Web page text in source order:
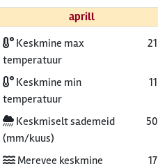
aprill
Keskmine max
temperatuur
21
Keskmine min
temperatuur
11
Keskmiselt sademeid
(mm/kuus)
50
Merevee keskmine 17